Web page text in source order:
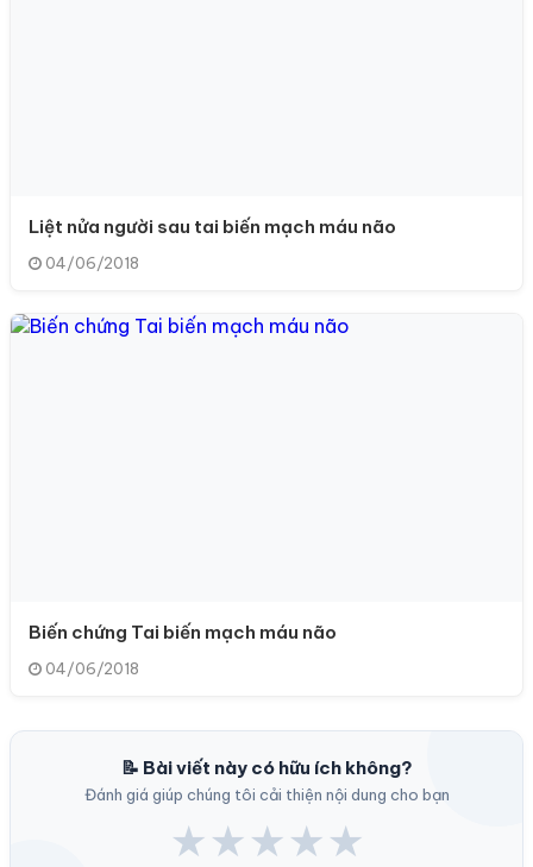
Liệt nửa người sau tai biến mạch máu não
04/06/2018
Biến chứng Tai biến mạch máu não
04/06/2018
📝 Bài viết này có hữu ích không?
Đánh giá giúp chúng tôi cải thiện nội dung cho bạn
★★★★★